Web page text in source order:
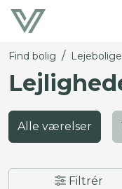
Find bolig /
Alle værelser
Filtrér